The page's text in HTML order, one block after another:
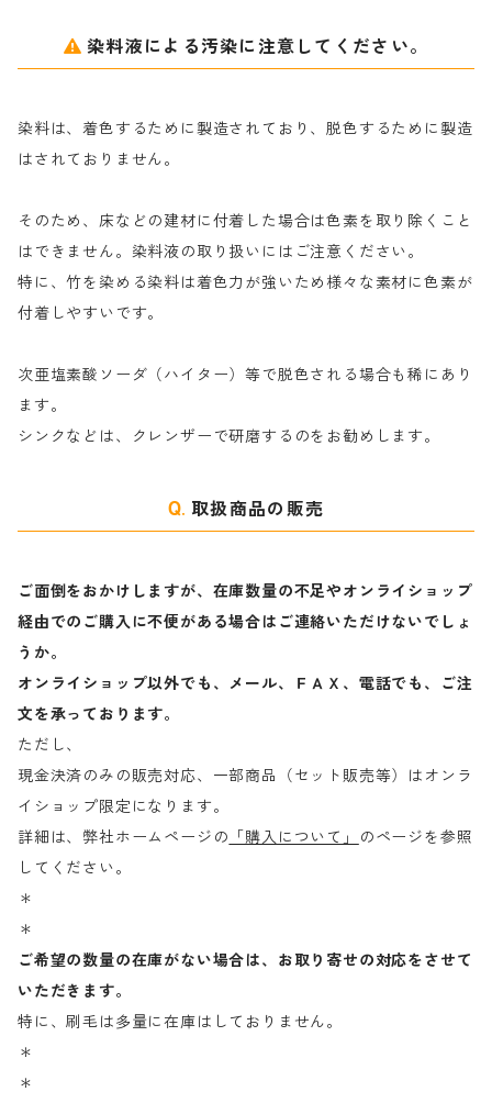
ナ行
ハ行
マ行
粉末顔料
綿・麻を染める染料
絹・羊毛を染める染料
染料液による汚染に注意してください。
染料は、着色するために製造されており、脱色するために製造
はされておりません。
そのため、床などの建材に付着した場合は色素を取り除くこと
はできません。染料液の取り扱いにはご注意ください。
特に、竹を染める染料は着色力が強いため様々な素材に色素が
付着しやすいです。
次亜塩素酸ソーダ（ハイター）等で脱色される場合も稀にあり
ます。
シンクなどは、クレンザーで研磨するのをお勧めします。
取扱商品の販売
ご面倒をおかけしますが、在庫数量の不足やオンライショップ
経由でのご購入に不便がある場合はご連絡いただけないでしょ
うか。
オンライショップ以外でも、メール、ＦＡＸ、電話でも、ご注
文を承っております。
ただし、
現金決済のみの販売対応、一部商品（セット販売等）はオンラ
イショップ限定になります。
詳細は、弊社ホームページの 「購入について」
のページを参照
してください。
＊
＊
ご希望の数量の在庫がない場合は、お取り寄せの対応をさせて
いただきます。
特に、刷毛は多量に在庫はしておりません。
＊
＊